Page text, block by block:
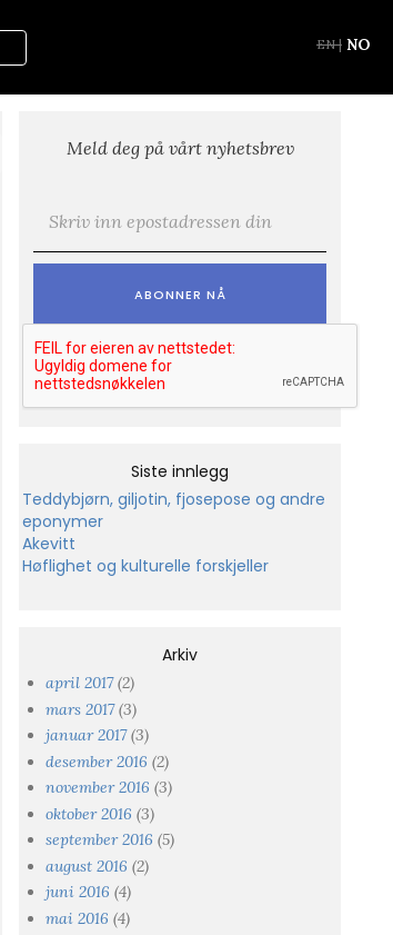
EN| NO
Meld deg på vårt nyhetsbrev
Siste innlegg
Teddybjørn, giljotin, fjosepose og andre
eponymer
Akevitt
Høflighet og kulturelle forskjeller
Arkiv
april 2017(2)
mars 2017(3)
januar 2017(3)
desember 2016 (2)
november 2016 (3)
oktober 2016 (3)
september 2016 (5)
august 2016 (2)
juni 2016 (4)
mai 2016 (4)